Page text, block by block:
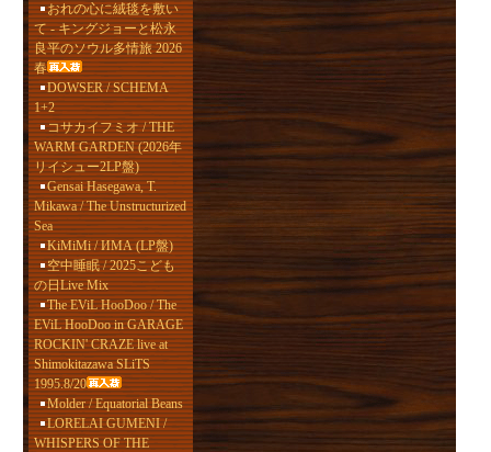
おれの心に絨毯を敷い
て - キングジョーと松永
良平のソウル多情旅 2026
春
DOWSER / SCHEMA
1+2
コサカイフミオ / THE
WARM GARDEN (2026年
リイシュー2LP盤)
Gensai Hasegawa, T.
Mikawa / The Unstructurized
Sea
KiMiMi / ИМА (LP盤)
空中睡眠 / 2025こども
の日Live Mix
The EViL HooDoo / The
EViL HooDoo in GARAGE
ROCKIN' CRAZE live at
Shimokitazawa SLiTS
1995.8/20
Molder / Equatorial Beans
LORELAI GUMENI /
WHISPERS OF THE